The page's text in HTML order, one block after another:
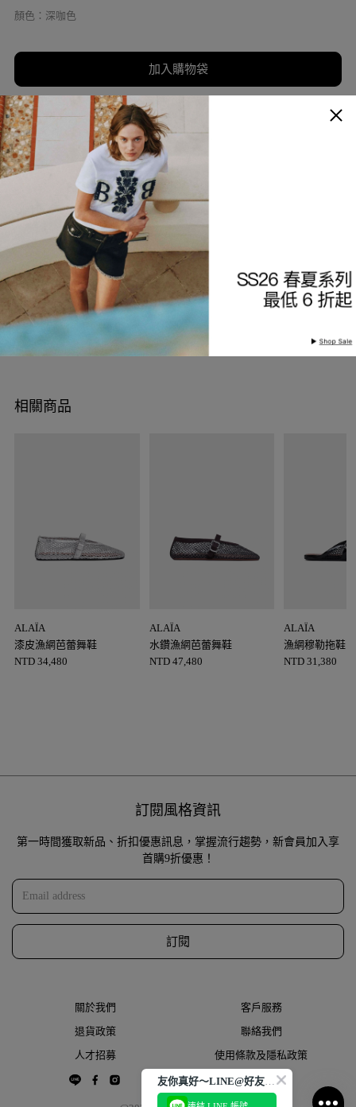
顏色 ： 深咖色
加入購物袋
加入願望清單
細節與保養
查看分店庫存
產品編號 9226871249-83
相關商品
ALAÏA
漆皮漁網芭蕾舞鞋
NTD 34,480
ALAÏA
水鑽漁網芭蕾舞鞋
NTD 47,480
ALAÏA
漁網穆勒拖鞋
NTD 31,380
訂閱風格資訊
第一時間獲取新品、折扣優惠訊息，掌握流行趨勢，新會員加入享
首購9折優惠！
訂閱
關於我們
客戶服務
退貨政策
聯絡我們
人才招募
使用條款及隱私政策
友你真好～LINE@好友大募集